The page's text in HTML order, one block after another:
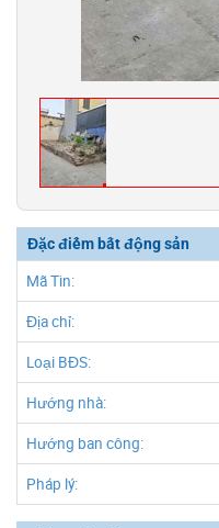
Đặc điểm bất động sản
Mã Tin:
Địa chỉ:
Loại BĐS:
Hướng nhà:
Hướng ban công:
Pháp lý: